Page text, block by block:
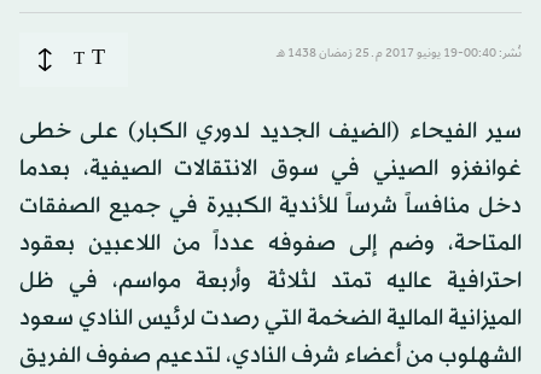
نُشر: 00:40-19 يونيو 2017 م ـ 25 رَمضان 1438 هـ T
T
سير الفيحاء (الضيف الجديد لدوري الكبار) على خطى
غوانغزو الصيني في سوق الانتقالات الصيفية، بعدما
دخل منافساً شرساً للأندية الكبيرة في جميع الصفقات
المتاحة، وضم إلى صفوفه عدداً من اللاعبين بعقود
احترافية عاليه تمتد لثلاثة وأربعة مواسم، في ظل
الميزانية المالية الضخمة التي رصدت لرئيس النادي سعود
الشهلوب من أعضاء شرف النادي، لتدعيم صفوف الفريق